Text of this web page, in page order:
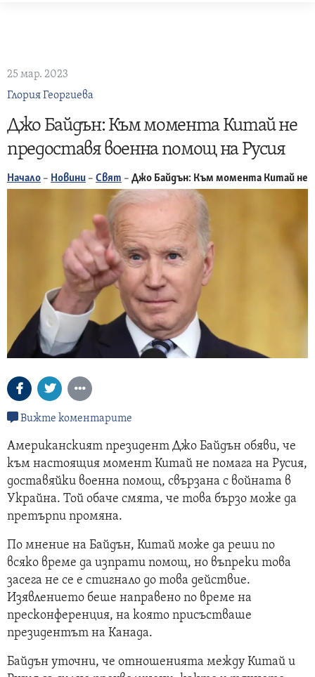
25 мар. 2023
Глория Георгиева
Джо Байдън: Към момента Китай не
предоставя военна помощ на Русия
Начало – Новини – Свят – Джо Байдън: Към момента Китай не
Вижте коментарите
Американският президент Джо Байдън обяви, че
към настоящия момент Китай не помага на Русия,
доставяйки военна помощ, свързана с войната в
Украйна. Той обаче смята, че това бързо може да
претърпи промяна.
По мнение на Байдън, Китай може да реши по
всяко време да изпрати помощ, но въпреки това
засега не се е стигнало до това действие.
Изявлението беше направено по време на
пресконференция, на която присъстваше
президентът на Канада.
Байдън уточни, че отношенията между Китай и